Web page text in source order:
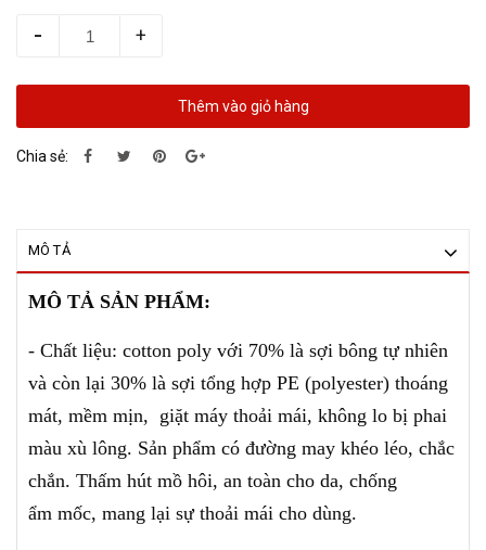
- +
Thêm vào giỏ hàng
Chia sẻ:
MÔ TẢ
MÔ TẢ SẢN PHẨM:
- Chất liệu: cotton poly với 70% là sợi bông tự nhiên
và còn lại 30% là sợi tổng hợp PE (polyester) thoáng
mát, mềm mịn, giặt máy thoải mái, không lo bị phai
màu xù lông. Sản phẩm có đường may khéo léo, chắc
chắn. Thấm hút mồ hôi, an toàn cho da, chống
ẩm mốc, mang lại sự thoải mái cho dùng.